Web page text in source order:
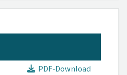
PDF-Download